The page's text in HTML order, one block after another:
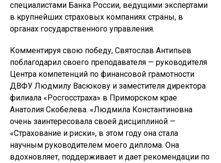
специалистами Банка России, ведущими экспертами
в крупнейших страховых компаниях страны, в
органах государственного управления.
Комментируя свою победу, Святослав Антипьев
поблагодарил своего преподавателя — руководителя
Центра компетенций по финансовой грамотности
ДВФУ Людмилу Васюкову и заместителя директора
филиала «Росгосстраха» в Приморском крае
Анатолия Скобелева. «Людмила Константиновна
очень заинтересовала своей дисциплиной —
«Страхование и риски», в этом году она стала
научным руководителем моего диплома. Она
вдохновляет, поддерживает и дает рекомендации по